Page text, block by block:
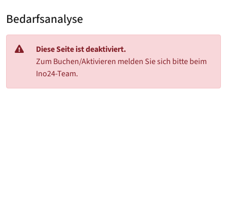
Bedarfsanalyse
Diese Seite ist deaktiviert.
Zum Buchen/Aktivieren melden Sie sich bitte beim
Ino24-Team.